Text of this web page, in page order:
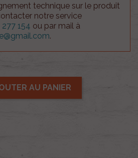
technique sur le produit
notre service
154 ou par mail à
.
AU PANIER